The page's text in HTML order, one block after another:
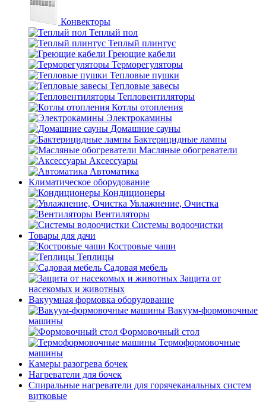
Конвекторы
Теплый пол
Теплый плинтус
Греющие кабели
Терморегуляторы
Тепловые пушки
Тепловые завесы
Тепловентиляторы
Котлы отопления
Электрокамины
Домашние сауны
Бактерицидные лампы
Масляные обогреватели
Аксессуары
Автоматика
Климатическое оборудование
Кондиционеры
Увлажнение, Очистка
Вентиляторы
Системы водоочистки
Товары для дачи
Костровые чаши
Теплицы
Садовая мебель
Защита от
насекомых и животных
Вакуумная формовка оборудование
Вакуум-формовочные
машины
Формовочный стол
Термоформовочные
машины
Камеры разогрева бочек
Нагреватели для бочек
Спиральные нагреватели для горячеканальных систем
витковые